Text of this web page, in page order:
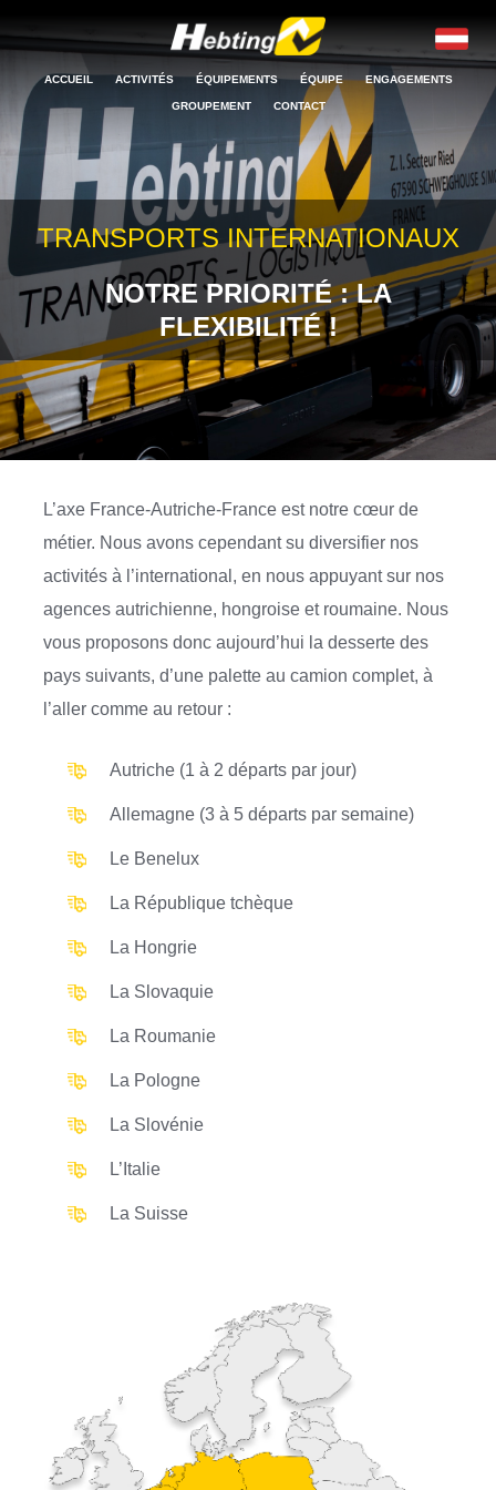
ACCUEIL ACTIVITÉS ÉQUIPEMENTS ÉQUIPE ENGAGEMENTS
GROUPEMENT CONTACT
TRANSPORTS INTERNATIONAUX
NOTRE PRIORITÉ : LA
FLEXIBILITÉ !
L’axe France-Autriche-France est notre cœur de
métier. Nous avons cependant su diversifier nos
activités à l’international, en nous appuyant sur nos
agences autrichienne, hongroise et roumaine. Nous
vous proposons donc aujourd’hui la desserte des
pays suivants, d’une palette au camion complet, à
l’aller comme au retour :
Autriche (1 à 2 départs par jour)
Allemagne (3 à 5 départs par semaine)
Le Benelux
La République tchèque
La Hongrie
La Slovaquie
La Roumanie
La Pologne
La Slovénie
L’Italie
La Suisse